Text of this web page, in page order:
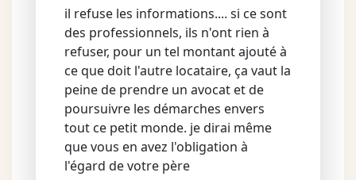
il refuse les informations.... si ce sont
des professionnels, ils n'ont rien à
refuser, pour un tel montant ajouté à
ce que doit l'autre locataire, ça vaut la
peine de prendre un avocat et de
poursuivre les démarches envers
tout ce petit monde. je dirai même
que vous en avez l'obligation à
l'égard de votre père